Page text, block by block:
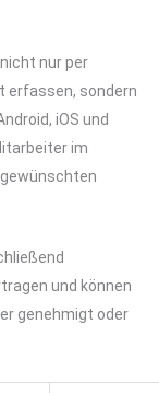
nur per
erfassen, sondern
iOS und
im
und können
genehmigt oder